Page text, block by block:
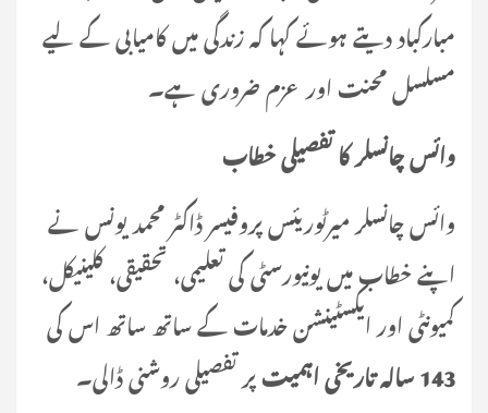
مبارکباد دیتے ہوئے کہا کہ زندگی میں کامیابی کے لیے
مسلسل محنت اور عزم ضروری ہے۔
وائس چانسلر کا تفصیلی خطاب
وائس چانسلر میرٹوریئس پروفیسر ڈاکٹر محمد یونس نے
اپنے خطاب میں یونیورسٹی کی تعلیمی، تحقیقی، کلینیکل،
کمیونٹی اور ایکسٹینشن خدمات کے ساتھ ساتھ اس کی
143 سالہ تاریخی اہمیت
پر تفصیلی روشنی ڈالی۔